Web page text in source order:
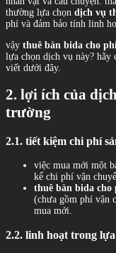
thường lựa chọn dịch vụ
phí và đảm bảo tính linh
vậy thuê bàn bida cho
lựa chọn dịch vụ này? hãy
viết dưới đây.
2. lợi ích của
trường
2.1. tiết kiệm chi phí
việc mua mới một
kể chi phí vận
thuê bàn bida
(chưa gồm phí vận
mua mới.
2.2. linh hoạt trong